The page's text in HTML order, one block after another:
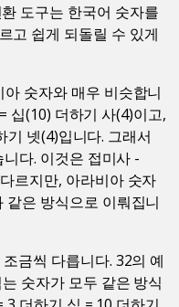
도구는 한국어 숫자를
고 쉽게 되돌릴 수 있게
숫자와 매우 비슷합니
십(10) 더하기 사(4)이고,
기 넷(4)입니다. 그래서
다. 이것은 접미사 -
르지만, 아라비아 숫자
같은 방식으로 이뤄집니
금씩 다릅니다. 32의 예
숫자가 모두 같은 방식